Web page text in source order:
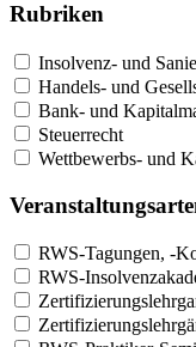
Rubriken
Insolvenz- und
Handels- und
Bank- und
Steuerrecht
Wettbewerbs- und
RWS-Tagungen, -
RWS-